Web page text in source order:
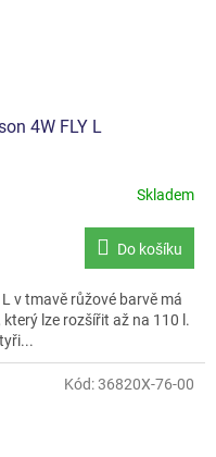
4W FLY L
Skladem
Do košíku
v tmavě růžové barvě má
který lze rozšířit až na 110 l.
Kód:36820X-76-00